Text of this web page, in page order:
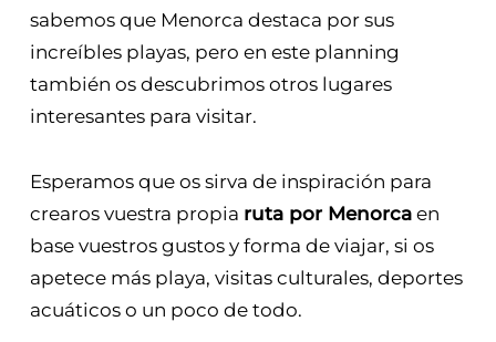
sabemos que Menorca destaca por sus
increíbles playas, pero en este planning
también os descubrimos otros lugares
interesantes para visitar.
Esperamos que os sirva de inspiración para
crearos vuestra propia ruta por Menorcaen
base vuestros gustos y forma de viajar, si os
apetece más playa, visitas culturales, deportes
acuáticos o un poco de todo.